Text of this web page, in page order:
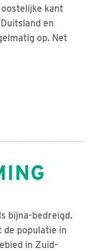
kant
en
op. Net
bijna-bedreigd.
de populatie in
in Zuid-